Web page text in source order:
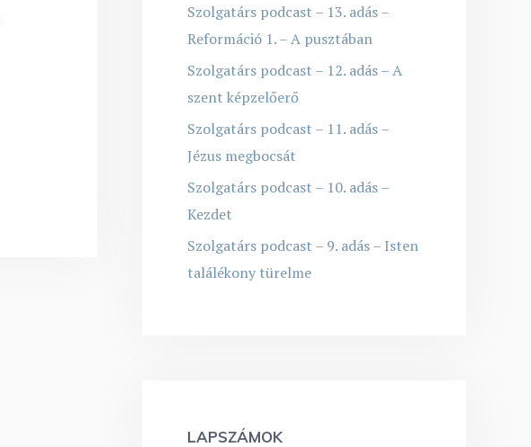
Szolgatárs podcast – 13. adás –
Reformáció 1. – A pusztában
Szolgatárs podcast – 12. adás – A
szent képzelőerő
Szolgatárs podcast – 11. adás –
Jézus megbocsát
Szolgatárs podcast – 10. adás –
Kezdet
Szolgatárs podcast – 9. adás – Isten
találékony türelme
LAPSZÁMOK